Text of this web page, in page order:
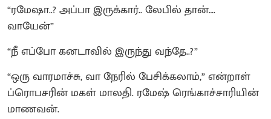
“ரமேஷா..? அப்பா இருக்கார்.. லேபில் தான்….
வாயேன்”
“நீ எப்போ கனடாவில் இருந்து வந்தே..?”
“ஒரு வாரமாச்சு, வா நேரில் பேசிக்கலாம்,” என்றாள்
ப்ரொபசரின் மகள் மாலதி. ரமேஷ் ரெங்காச்சாரியின்
மாணவன்.